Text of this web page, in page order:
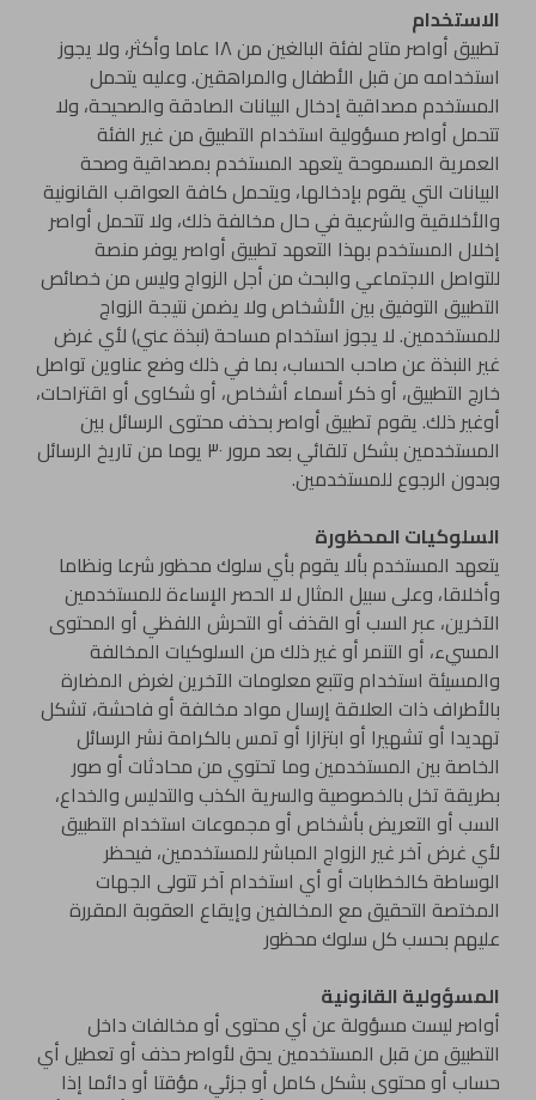
الاستخدام
تطبيق أواصر متاح لفئة البالغين من ١٨ عاما وأكثر، ولا يجوز
استخدامه من قبل الأطفال والمراهقين. وعليه يتحمل
المستخدم مصداقية إدخال البيانات الصادقة والصحيحة، ولا
تتحمل أواصر مسؤولية استخدام التطبيق من غير الفئة
العمرية المسموحة يتعهد المستخدم بمصداقية وصحة
البيانات التي يقوم بإدخالها، ويتحمل كافة العواقب القانونية
والأخلاقية والشرعية في حال مخالفة ذلك، ولا تتحمل أواصر
إخلال المستخدم بهذا التعهد تطبيق أواصر يوفر منصة
للتواصل الاجتماعي والبحث من أجل الزواج وليس من خصائص
التطبيق التوفيق بين الأشخاص ولا يضمن نتيجة الزواج
للمستخدمين. لا يجوز استخدام مساحة (نبذة عني) لأي غرض
غير النبذة عن صاحب الحساب، بما في ذلك وضع عناوين تواصل
خارج التطبيق، أو ذكر أسماء أشخاص، أو شكاوى أو اقتراحات،
أوغير ذلك. يقوم تطبيق أواصر بحذف محتوى الرسائل بين
المستخدمين بشكل تلقائي بعد مرور ٣٠ يوما من تاريخ الرسائل
وبدون الرجوع للمستخدمين.
السلوكيات المحظورة
يتعهد المستخدم بألا يقوم بأي سلوك محظور شرعا ونظاما
وأخلاقا، وعلى سبيل المثال لا الحصر الإساءة للمستخدمين
الآخرين، عبر السب أو القذف أو التحرش اللفظي أو المحتوى
المسيء، أو التنمر أو غير ذلك من السلوكيات المخالفة
والمسيئة استخدام وتتبع معلومات الآخرين لغرض المضارة
بالأطراف ذات العلاقة إرسال مواد مخالفة أو فاحشة، تشكل
تهديدا أو تشهيرا أو ابتزازا أو تمس بالكرامة نشر الرسائل
الخاصة بين المستخدمين وما تحتوي من محادثات أو صور
بطريقة تخل بالخصوصية والسرية الكذب والتدليس والخداع،
السب أو التعريض بأشخاص أو مجموعات استخدام التطبيق
لأي غرض آخر غير الزواج المباشر للمستخدمين، فيحظر
الوساطة كالخطابات أو أي استخدام آخر تتولى الجهات
المختصة التحقيق مع المخالفين وإيقاع العقوبة المقررة
عليهم بحسب كل سلوك محظور
المسؤولية القانونية
أواصر ليست مسؤولة عن أي محتوى أو مخالفات داخل
التطبيق من قبل المستخدمين يحق لأواصر حذف أو تعطيل أي
حساب أو محتوى بشكل كامل أو جزئي، مؤقتا أو دائما إذا